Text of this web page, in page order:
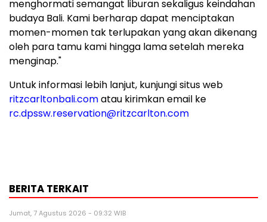
menghormati semangat liburan sekaligus keindahan
budaya Bali. Kami berharap dapat menciptakan
momen-momen tak terlupakan yang akan dikenang
oleh para tamu kami hingga lama setelah mereka
menginap."
Untuk informasi lebih lanjut, kunjungi situs web
ritzcarltonbali.comatau kirimkanemail ke
rc.dpssw.reservation@ritzcarlton.com
BERITA TERKAIT
Jumat, 7 Agustus 2026 - 09:32 WIB